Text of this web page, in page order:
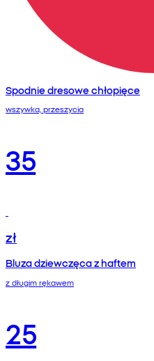
Spodnie dresowe chłopięce
wszywka, przeszycia
35
zł
Bluza dziewczęca z haftem
z długim rękawem
25